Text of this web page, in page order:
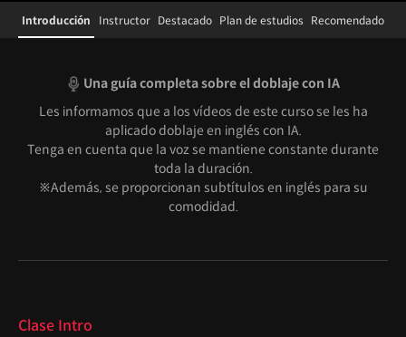
Details
Configuration Information Shortcuts
Introducción Instructor Destacado Plan de estudios Recomendado
Una guía completa sobre el doblaje con IA
Les informamos que a los vídeos de este curso se les ha
aplicado doblaje en inglés con IA.
Tenga en cuenta que la voz se mantiene constante durante
toda la duración.
※Además, se proporcionan subtítulos en inglés para su
comodidad.
Clase Intro